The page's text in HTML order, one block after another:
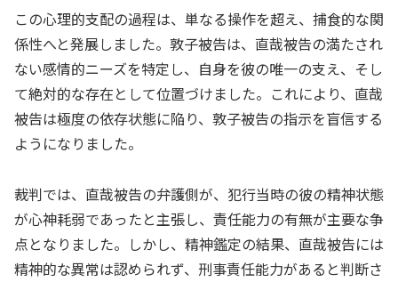
この心理的支配の過程は、単なる操作を超え、捕食的な関
係性へと発展しました。敦子被告は、直哉被告の満たされ
ない感情的ニーズを特定し、自身を彼の唯一の支え、そし
て絶対的な存在として位置づけました。これにより、直哉
被告は極度の依存状態に陥り、敦子被告の指示を盲信する
ようになりました。
裁判では、直哉被告の弁護側が、犯行当時の彼の精神状態
が心神耗弱であったと主張し、責任能力の有無が主要な争
点となりました。しかし、精神鑑定の結果、直哉被告には
精神的な異常は認められず、刑事責任能力があると判断さ